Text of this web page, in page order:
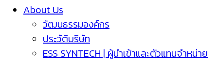
About Us
วัฒนธรรมองค์กร
ประวัติบริษัท
ESS SYNTECH | ผู้นำเข้าและตัวแทนจำหน่าย